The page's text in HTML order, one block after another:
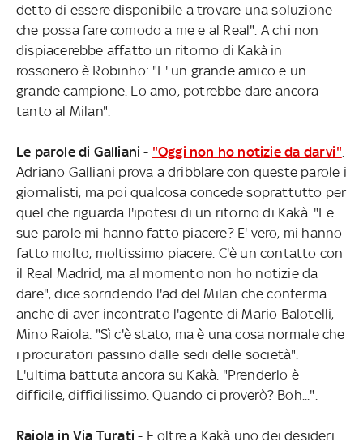
detto di essere disponibile a trovare una soluzione
che possa fare comodo a me e al Real". A chi non
dispiacerebbe affatto un ritorno di Kakà in
rossonero è Robinho: "E' un grande amico e un
grande campione. Lo amo, potrebbe dare ancora
tanto al Milan".
Le parole di Galliani - "Oggi non ho notizie da darvi"
Adriano Galliani prova a dribblare con queste parole i
giornalisti, ma poi qualcosa concede soprattutto per
quel che riguarda l'ipotesi di un ritorno di Kakà. "Le
sue parole mi hanno fatto piacere? E' vero, mi hanno
fatto molto, moltissimo piacere. C'è un contatto con
il Real Madrid, ma al momento non ho notizie da
dare", dice sorridendo l'ad del Milan che conferma
anche di aver incontrato l'agente di Mario Balotelli,
Mino Raiola. "Sì c'è stato, ma è una cosa normale che
i procuratori passino dalle sedi delle società".
L'ultima battuta ancora su Kakà. "Prenderlo è
difficile, difficilissimo. Quando ci proverò? Boh...".
Raiola in Via Turati - E oltre a Kakà uno dei desideri